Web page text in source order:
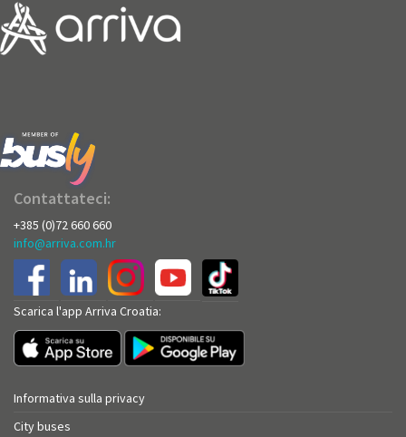
Contattateci:
+385 (0)72 660 660
info@arriva.com.hr
Scarica l'app Arriva Croatia:
Informativa sulla privacy
City buses